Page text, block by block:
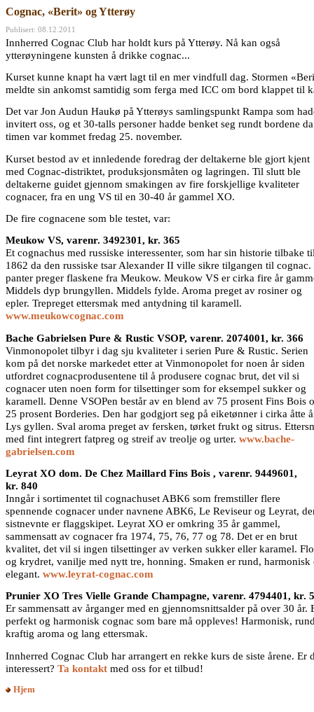
Cognac, «Berit» og Ytterøy
Publisert: 08.12.2011
Innherred Cognac Club har holdt kurs på Ytterøy. Nå kan også
ytterøyningene kunsten å drikke cognac...
Kurset kunne knapt ha vært lagt til en mer vindfull dag. Stormen
meldte sin ankomst samtidig som ferga med ICC om bord klappet til
Det var Jon Audun Haukø på Ytterøys samlingspunkt Rampa som
invitert oss, og et 30-talls personer hadde benket seg rundt bordene da
timen var kommet fredag 25. november.
Kurset bestod av et innledende foredrag der deltakerne ble gjort kjent
med Cognac-distriktet, produksjonsmåten og lagringen. Til slutt ble
deltakerne guidet gjennom smakingen av fire forskjellige kvaliteter
cognacer, fra en ung VS til en 30-40 år gammel XO.
De fire cognacene som ble testet, var:
Meukow VS, varenr. 3492301, kr. 365
Et cognachus med russiske interessenter, som har sin historie tilbake
1862 da den russiske tsar Alexander II ville sikre tilgangen til cognac.
panter preger flaskene fra Meukow. Meukow VS er cirka fire år
Middels dyp brungyllen. Middels fylde. Aroma preget av rosiner og
epler. Trepreget ettersmak med antydning til karamell.
www.meukowcognac.com
Bache Gabrielsen Pure & Rustic VSOP, varenr. 2074001, kr. 366
Vinmonopolet tilbyr i dag sju kvaliteter i serien Pure & Rustic. Serien
kom på det norske markedet etter at Vinmonopolet for noen år siden
utfordret cognacprodusentene til å produsere cognac brut, det vil si
cognacer uten noen form for tilsettinger som for eksempel sukker og
karamell. Denne VSOPen består av en blend av 75 prosent Fins Bois
25 prosent Borderies. Den har godgjort seg på eiketønner i cirka åtte
Lys gyllen. Sval aroma preget av fersken, tørket frukt og sitrus.
med fint integrert fatpreg og streif av treolje og urter. www.bache-
gabrielsen.com
Leyrat XO dom. De Chez Maillard Fins Bois , varenr. 9449601,
kr. 840
Inngår i sortimentet til cognachuset ABK6 som fremstiller flere
spennende cognacer under navnene ABK6, Le Reviseur og Leyrat,
sistnevnte er flaggskipet. Leyrat XO er omkring 35 år gammel,
sammensatt av cognacer fra 1974, 75, 76, 77 og 78. Det er en brut
kvalitet, det vil si ingen tilsettinger av verken sukker eller karamel.
og krydret, vanilje med nytt tre, honning. Smaken er rund, harmonisk
elegant. www.leyrat-cognac.com
Prunier XO Tres Vielle Grande Champagne, varenr. 4794401, kr.
Er sammensatt av årganger med en gjennomsnittsalder på over 30 år.
perfekt og harmonisk cognac som bare må oppleves! Harmonisk,
kraftig aroma og lang ettersmak.
Innherred Cognac Club har arrangert en rekke kurs de siste årene. Er
interessert? Ta kontakt med oss for et tilbud!
Hjem